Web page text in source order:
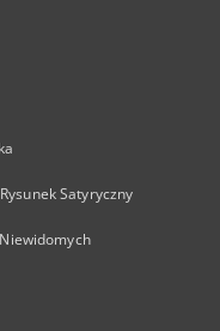
Satyryczny